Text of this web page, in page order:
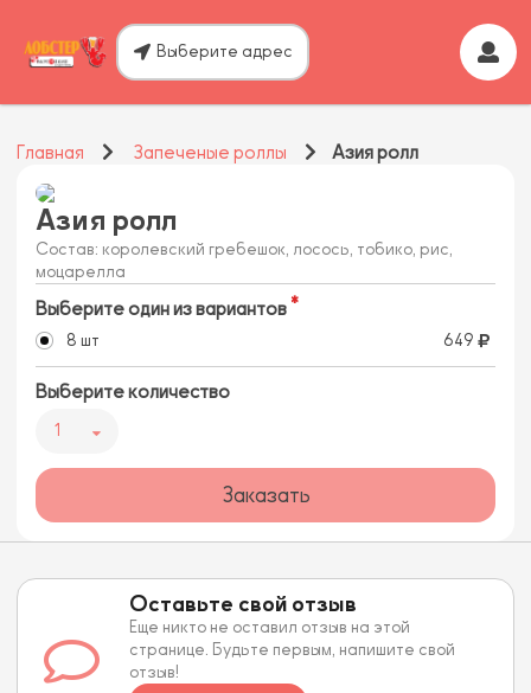
Выберите адрес
Главная Запеченые роллы Азия ролл
Азия ролл
Состав: королевский гребешок, лосось, тобико, рис,
моцарелла
Выберите один из вариантов
8 шт 649
Выберите количество
1
Заказать
Оставьте свой отзыв
Еще никто не оставил отзыв на этой
странице. Будьте первым, напишите свой
отзыв!